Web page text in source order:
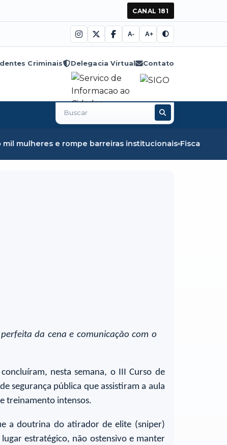
CANAL 181
A- A+
Criminais Delegacia Virtual Contato
Buscar
no
e rompe barreiras institucionais Fiscalização em
da cena e comunicação com o
nesta semana, o III Curso de
segurança pública que assistiram a aula
treinamento intensos.
a doutrina do atirador de elite (sniper)
estratégico, não ostensivo e manter